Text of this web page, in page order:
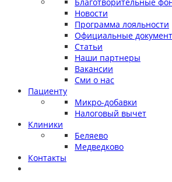
Новости
Программа лояльности
Официальные
Статьи
Наши партнеры
Вакансии
Сми о нас
Пациенту
Микро-добавки
Налоговый вычет
Клиники
Беляево
Медведково
Контакты